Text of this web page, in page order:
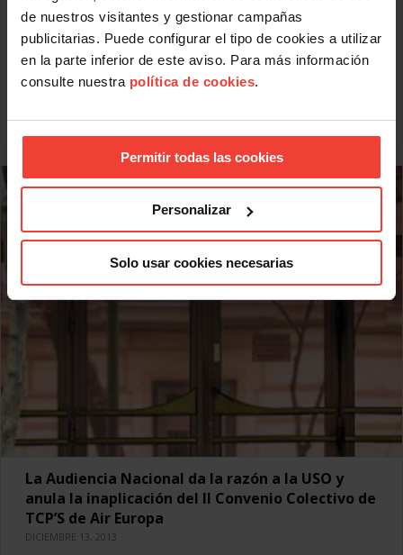
de nuestros visitantes y gestionar campañas
publicitarias. Puede configurar el tipo de cookies a utilizar
en la parte inferior de este aviso. Para más información
consulte nuestra política de cookies.
Permitir todas las cookies
Personalizar
Solo usar cookies necesarias
apuntan a que los precios podrían experimentar un
crecimiento indeseado en próximas fechas.
La USO considera que el hecho de que la deflación no se
instale en nuestra economía es positivo pero alerta de que
las tensiones que se están produciendo en el mercado
Leer más
La Audiencia Nacional da la razón a la USO y
anula la inaplicación del II Convenio Colectivo de
TCP’S de Air Europa
DICIEMBRE 13, 2013